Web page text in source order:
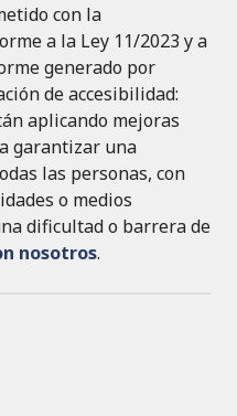
con la
a la Ley 11/2023 y a
generado por
de accesibilidad:
aplicando mejoras
garantizar una
las personas, con
o medios
dificultad o barrera de
nosotros.